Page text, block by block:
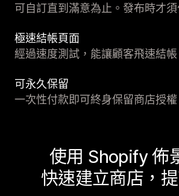
可自訂直到滿意為止。發布時才須
極速結帳頁面
經過速度測試，能讓顧客飛速結帳
可永久保留
一次性付款即可終身保留商店授權
使用 Shopify 佈
快速建立商店，